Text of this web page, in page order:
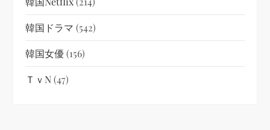
韓国ドラマ (542)
韓国女優(156)
ＴｖN(47)